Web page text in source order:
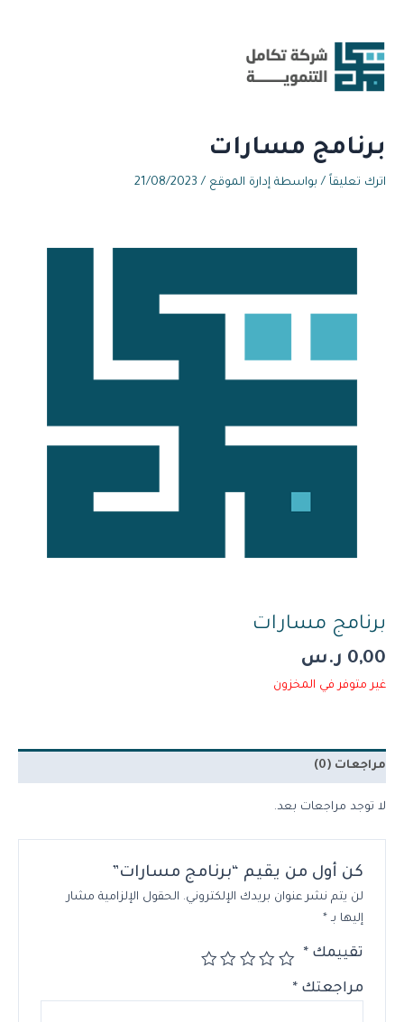
المحتوى
برنامج مسارات
اترك تعليقاً / بواسطة إدارة الموقع /
21/08/2023
برنامج مسارات
0,00 ر.س
غير متوفر في المخزون
مراجعات (0)
لا توجد مراجعات بعد.
كن أول من يقيم “برنامج مسارات”
لن يتم نشر عنوان بريدك الإلكتروني. الحقول الإلزامية مشار
إليها بـ*
تقييمك*
مراجعتك*